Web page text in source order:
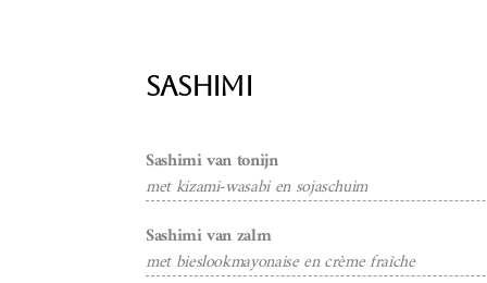
Sashimi
Sashimi van tonijn
met kizami-wasabi en sojaschuim
Sashimi van zalm
met bieslookmayonaise en crème fraîche